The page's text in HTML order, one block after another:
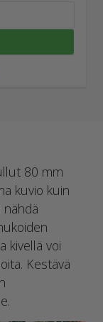
80 mm
kuvio kuin
nähdä
kivellä voi
Kestävä